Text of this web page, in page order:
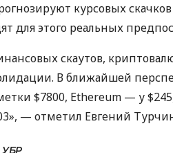
курсовых
для этого реальных
скаутов,
В ближайшей
$7800, Ethereum — у
— отметил Евгений
УБР